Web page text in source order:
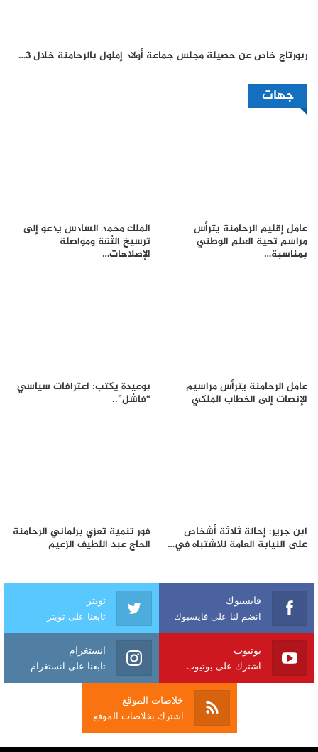
ربورتاج خاص عن حصيلة مجلس جماعة أولاد إملول بالرحامنة خلال 3…
جهات
عامل إقليم الرحامنة يترأس
مراسم تحية العلم الوطني
بمناسبة…
الملك محمد السادس يدعو إلى
ترسيخ الثقة ومواصلة
الإصلاحات…
عامل الرحامنة يترأس مراسيم
الإنصات إلى الخطاب الملكي
بوعيدة يكتب: اعترافات سياسي
“فاشل”..
ابن جرير: إحالة ثلاثة أشخاص
على النيابة العامة للاشتباه في…
فور تنمية تعزي برلماني الرحامنة
الحاج عبد اللطيف الزعيم
فايسبوك
انضم لنا على فايسبوك
تويتر
تابعنا على تويتر
يوتيوب
اشترك على يوتيوب
انستغرام
تابعنا على انستغرام
خلاصات الموقع
اشترك بخلاصات الموقع